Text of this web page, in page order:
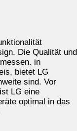
Die Qualität und
in
bietet LG
sind. Vor
LG eine
optimal in das